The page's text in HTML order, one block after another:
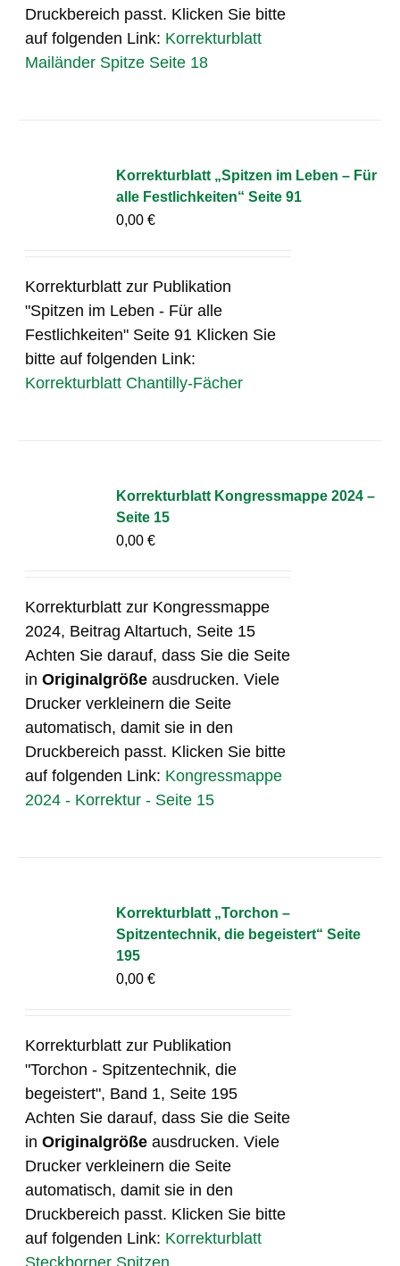
Druckbereich passt. Klicken Sie bitte
auf folgenden Link: Korrekturblatt
Mailänder Spitze Seite 18
Korrekturblatt „Spitzen im Leben – Für
alle Festlichkeiten“ Seite 91
0,00€
Korrekturblatt zur Publikation
"Spitzen im Leben - Für alle
Festlichkeiten" Seite 91 Klicken Sie
bitte auf folgenden Link:
Korrekturblatt Chantilly-Fächer
Korrekturblatt Kongressmappe 2024 –
Seite 15
0,00€
Korrekturblatt zur Kongressmappe
2024, Beitrag Altartuch, Seite 15
Achten Sie darauf, dass Sie die Seite
inOriginalgröße ausdrucken. Viele
Drucker verkleinern die Seite
automatisch, damit sie in den
Druckbereich passt. Klicken Sie bitte
auf folgenden Link: Kongressmappe
2024 - Korrektur - Seite 15
Korrekturblatt „Torchon –
Spitzentechnik, die begeistert“ Seite
195
0,00€
Korrekturblatt zur Publikation
"Torchon - Spitzentechnik, die
begeistert", Band 1, Seite 195
Achten Sie darauf, dass Sie die Seite
inOriginalgröße ausdrucken. Viele
Drucker verkleinern die Seite
automatisch, damit sie in den
Druckbereich passt. Klicken Sie bitte
auf folgenden Link: Korrekturblatt
Steckborner Spitzen